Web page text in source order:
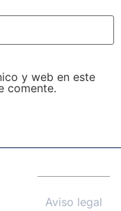
y web en este
comente.
Aviso legal